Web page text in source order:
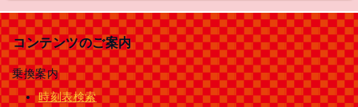
コンテンツのご案内
乗換案内
時刻表検索